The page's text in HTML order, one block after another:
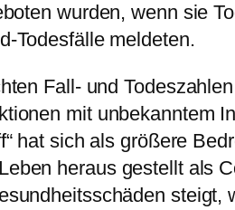
wurden, wenn sie
Todesfälle meldeten.
Fall- und
mit unbekanntem
hat sich als größere
heraus gestellt als
steigt,